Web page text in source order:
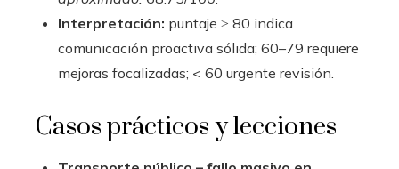
Interpretación: puntaje ≥ 80 indica
comunicación proactiva sólida; 60–79 requiere
mejoras focalizadas; < 60 urgente revisión.
Casos prácticos y lecciones